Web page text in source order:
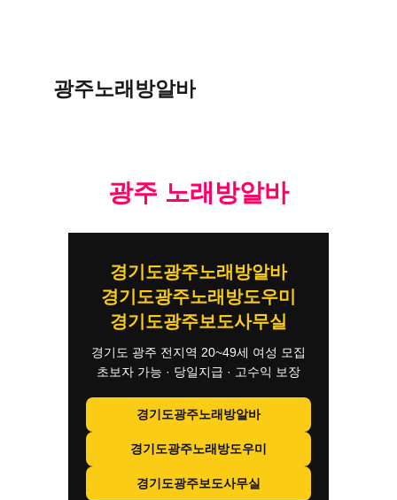
광주노래방알바
광주 노래방알바
경기도광주노래방알바
경기도광주노래방도우미
경기도광주보도사무실
경기도 광주 전지역 20~49세 여성 모집
초보자 가능 · 당일지급 · 고수익 보장
경기도광주노래방알바
경기도광주노래방도우미
경기도광주보도사무실